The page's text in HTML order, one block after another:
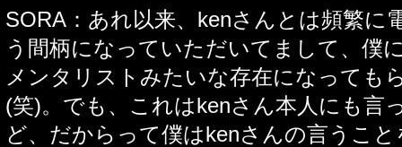
SORA：あれ以来、kenさんとは頻繁に
う間柄になっていただいてまして、僕
メンタリストみたいな存在になっても
(笑)。でも、これはkenさん本人にも言
ど、だからって僕はkenさんの言うこ